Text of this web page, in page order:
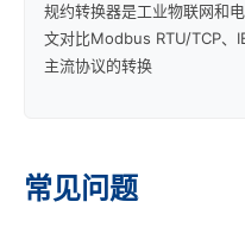
规约转换器是工业物联网和
文对比Modbus RTU/TCP
主流协议的转换
常见问题